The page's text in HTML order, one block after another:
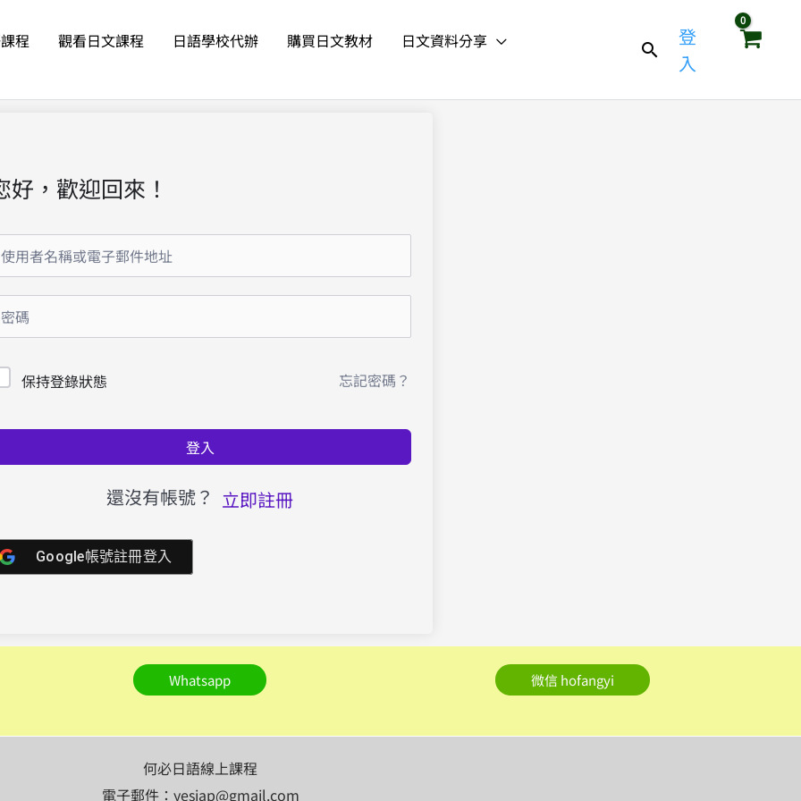
程 觀看日文課程 日語學校代辦 購買日文教材
日文資料分享
登
入
好，歡迎回來！
保持登錄狀態 忘記密碼？
登入
還沒有帳號？ 立即註冊
Google帳號註冊登入
Whatsapp 微信 hofangyi
何必日語線上課程
電子郵件：yesjap@gmail.com